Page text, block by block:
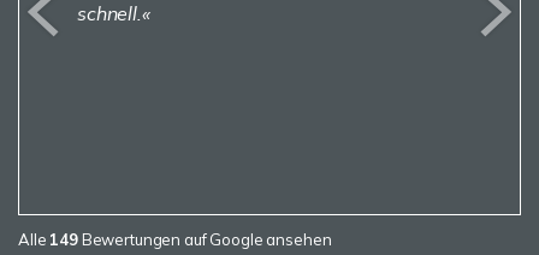
schnell.
Alle 149Bewertungen auf Google ansehen